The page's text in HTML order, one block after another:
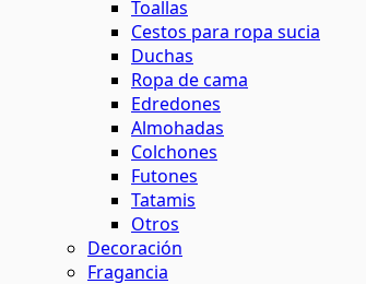
Toallas
Cestos para ropa sucia
Duchas
Ropa de cama
Edredones
Almohadas
Colchones
Futones
Tatamis
Otros
Decoración
Fragancia